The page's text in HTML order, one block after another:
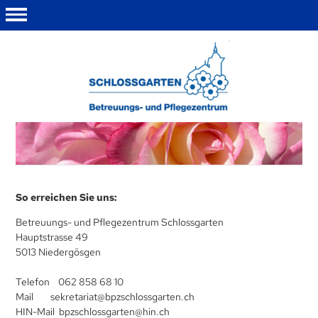
So erreichen Sie uns:
Betreuungs- und Pflegezentrum Schlossgarten
Hauptstrasse 49
5013 Niedergösgen
Telefon 062 858 68 10
Mail sekretariat@bpzschlossgarten.ch
HIN-Mail bpzschlossgarten@hin.ch